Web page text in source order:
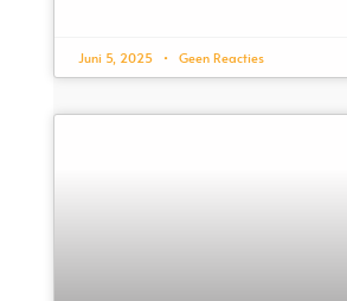
Juni 5, 2025 Geen Reacties